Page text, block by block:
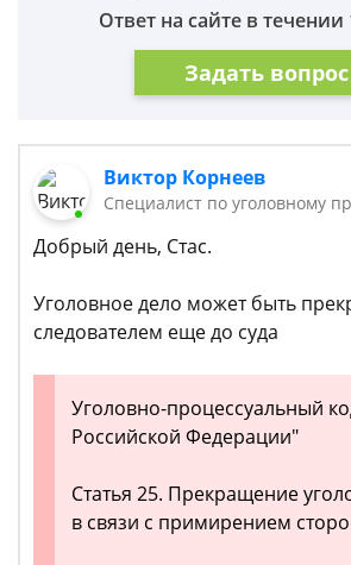
Ответ на сайте в
Задать вопрос
Виктор Корнеев
Cпециалист по уголовному
Добрый день, Стас.
Уголовное дело может быть
следователем еще до суда
Уголовно-процессуальный
Российской Федерации"
Статья 25. Прекращение
в связи с примирением